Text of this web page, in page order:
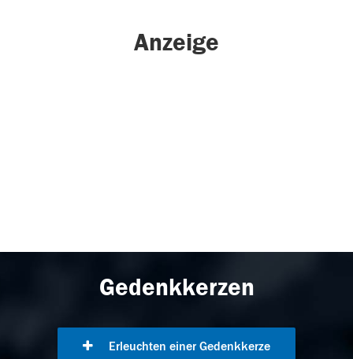
Anzeige
Gedenkkerzen
Erleuchten einer Gedenkkerze